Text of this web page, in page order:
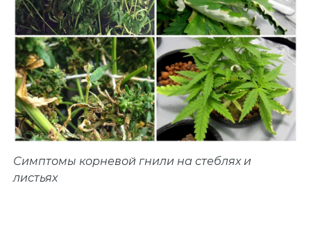
Симптомы корневой гнили на стеблях и
листьях